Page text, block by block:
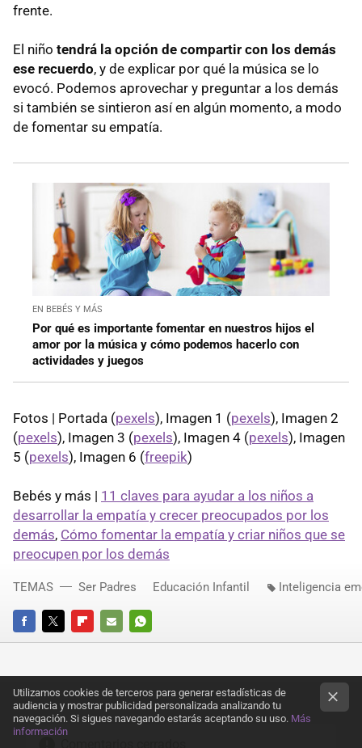
frente.
El niño tendrá la opción de compartir con los demás
ese recuerdo, y de explicar por qué la música se lo
evocó. Podemos aprovechar y preguntar a los demás
si también se sintieron así en algún momento, a modo
de fomentar su empatía.
EN BEBÉS Y MÁS
Por qué es importante fomentar en nuestros hijos el
amor por la música y cómo podemos hacerlo con
actividades y juegos
Fotos | Portada (pexels), Imagen 1 (pexels), Imagen 2
(pexels), Imagen 3 (pexels), Imagen 4 (pexels), Imagen
5 (pexels), Imagen 6 (freepik)
Bebés y más | 11 claves para ayudar a los niños a
desarrollar la empatía y crecer preocupados por los
demás, Cómo fomentar la empatía y criar niños que se
preocupen por los demás
FACEBOOKTWITTERFLIPBOARD
E-
WHATSAPP
TEMAS Ser Padres Educación Infantil Inteligencia
Utilizamos cookies de terceros para generar estadísticas de
audiencia y mostrar publicidad personalizada analizando tu
navegación. Si sigues navegando estarás aceptando su uso. Más
información